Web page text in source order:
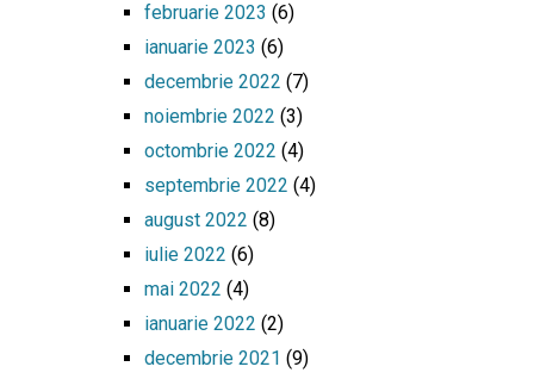
februarie 2023 (6)
ianuarie 2023 (6)
decembrie 2022 (7)
noiembrie 2022 (3)
octombrie 2022 (4)
septembrie 2022 (4)
august 2022 (8)
iulie 2022 (6)
mai 2022 (4)
ianuarie 2022 (2)
decembrie 2021 (9)